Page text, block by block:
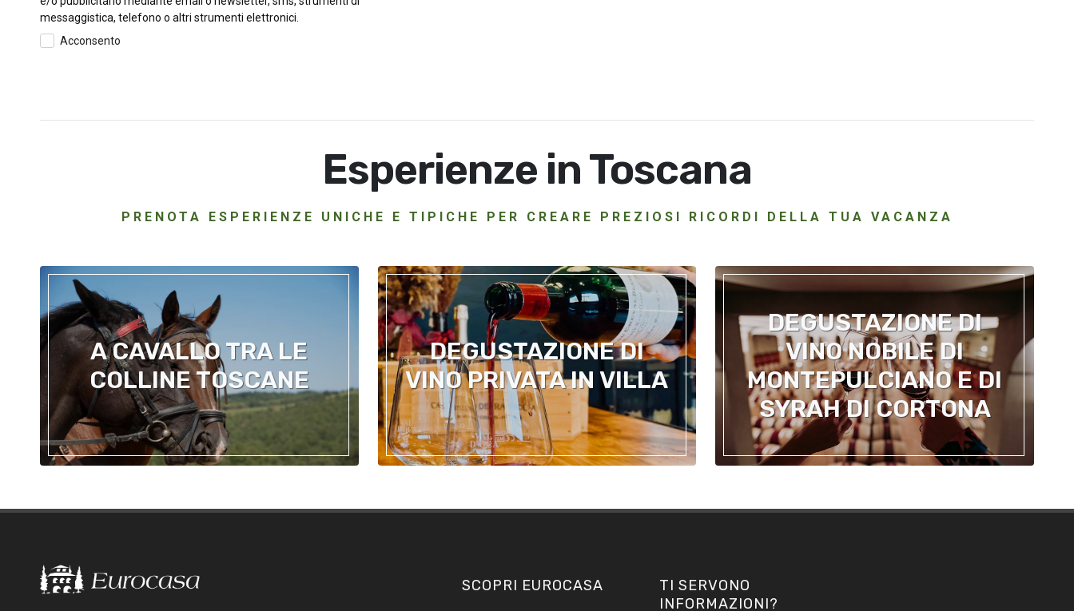
messaggistica, telefono o altri strumenti elettronici.
Acconsento
Esperienze in Toscana
PRENOTA ESPERIENZE UNICHE E TIPICHE PER CREARE PREZIOSI RICORDI DELLA TUA VACANZA
A CAVALLO TRA LE
COLLINE TOSCANE
DEGUSTAZIONE DI
VINO PRIVATA IN VILLA
DEGUSTAZIONE DI
VINO NOBILE DI
MONTEPULCIANO E DI
SYRAH DI CORTONA
SCOPRI EUROCASA
TI SERVONO
INFORMAZIONI?